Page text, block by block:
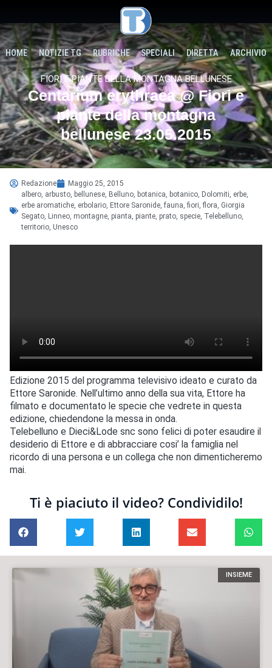
HOME NOTIZIE TG RUBRICHE SPECIALI DIRETTA ARCHIVIO
FIORI E PIANTE DELLA MONTAGNA BELLUNESE
Centarium erythraea @ Fiori e
piante della montagna
bellunese 23.05.2015
Redazione
Maggio 25, 2015
albero arbusto bellunese Belluno botanica botanico Dolomiti erbe
erbe aromatiche erbolario Ettore Saronide fauna fiori flora Giorgia
Segato Linneo montagne pianta piante prato specie Telebelluno
territorio Unesco
Edizione 2015 del programma televisivo ideato e curato da
Ettore Saronide. Nell’ultimo anno della sua vita, Ettore ha
filmato e documentato le specie che vedrete in questa
edizione, chiedendone la messa in onda.
Telebelluno e Dieci&Lode snc sono felici di poter esaudire il
desiderio di Ettore e di abbracciare cosi’ la famiglia nel
ricordo di una persona e un collega che non dimenticheremo
mai.
Ti è piaciuto il video? Condividilo!
INSIEME